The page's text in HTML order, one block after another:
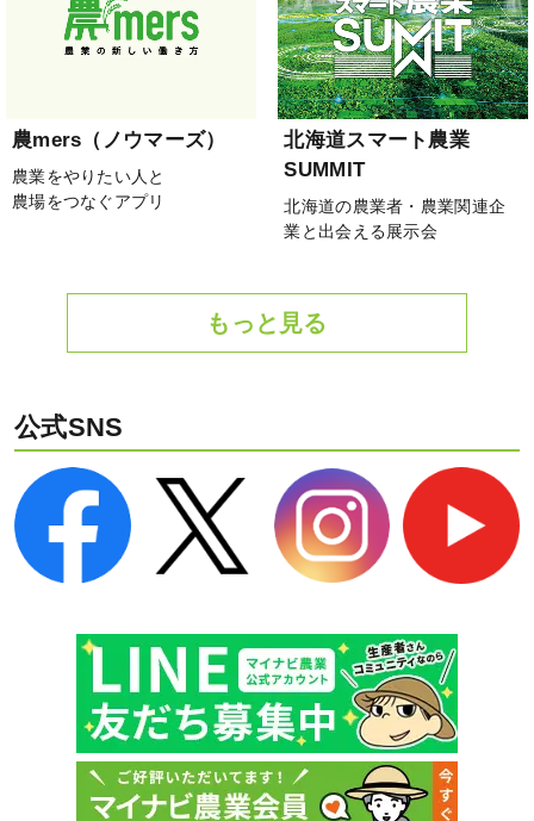
農mers（ノウマーズ）
農業をやりたい人と
農場をつなぐアプリ
北海道スマート農業
SUMMIT
北海道の農業者・農業関連企
業と出会える展示会
もっと見る
公式SNS